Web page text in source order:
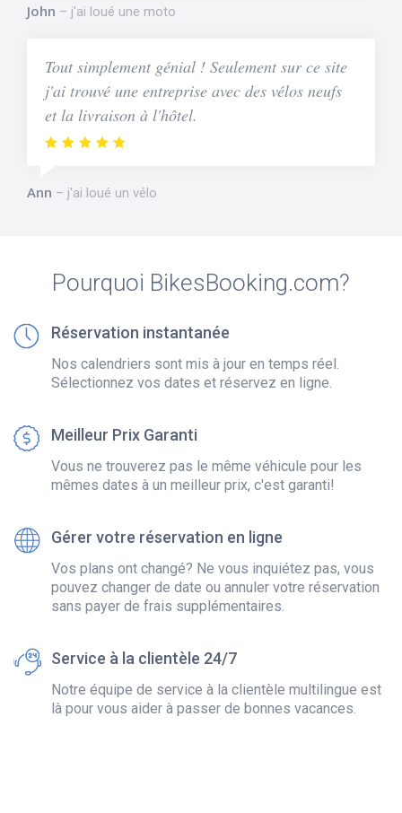
John j'ai loué une moto
Tout simplement génial ! Seulement sur ce site
j'ai trouvé une entreprise avec des vélos neufs
et la livraison à l'hôtel.
Ann j'ai loué un vélo
Pourquoi BikesBooking.com?
Réservation instantanée
Nos calendriers sont mis à jour en temps réel.
Sélectionnez vos dates et réservez en ligne.
Meilleur Prix Garanti
Vous ne trouverez pas le même véhicule pour les
mêmes dates à un meilleur prix, c'est garanti!
Gérer votre réservation en ligne
Vos plans ont changé? Ne vous inquiétez pas, vous
pouvez changer de date ou annuler votre réservation
sans payer de frais supplémentaires.
Service à la clientèle 24/7
Notre équipe de service à la clientèle multilingue est
là pour vous aider à passer de bonnes vacances.